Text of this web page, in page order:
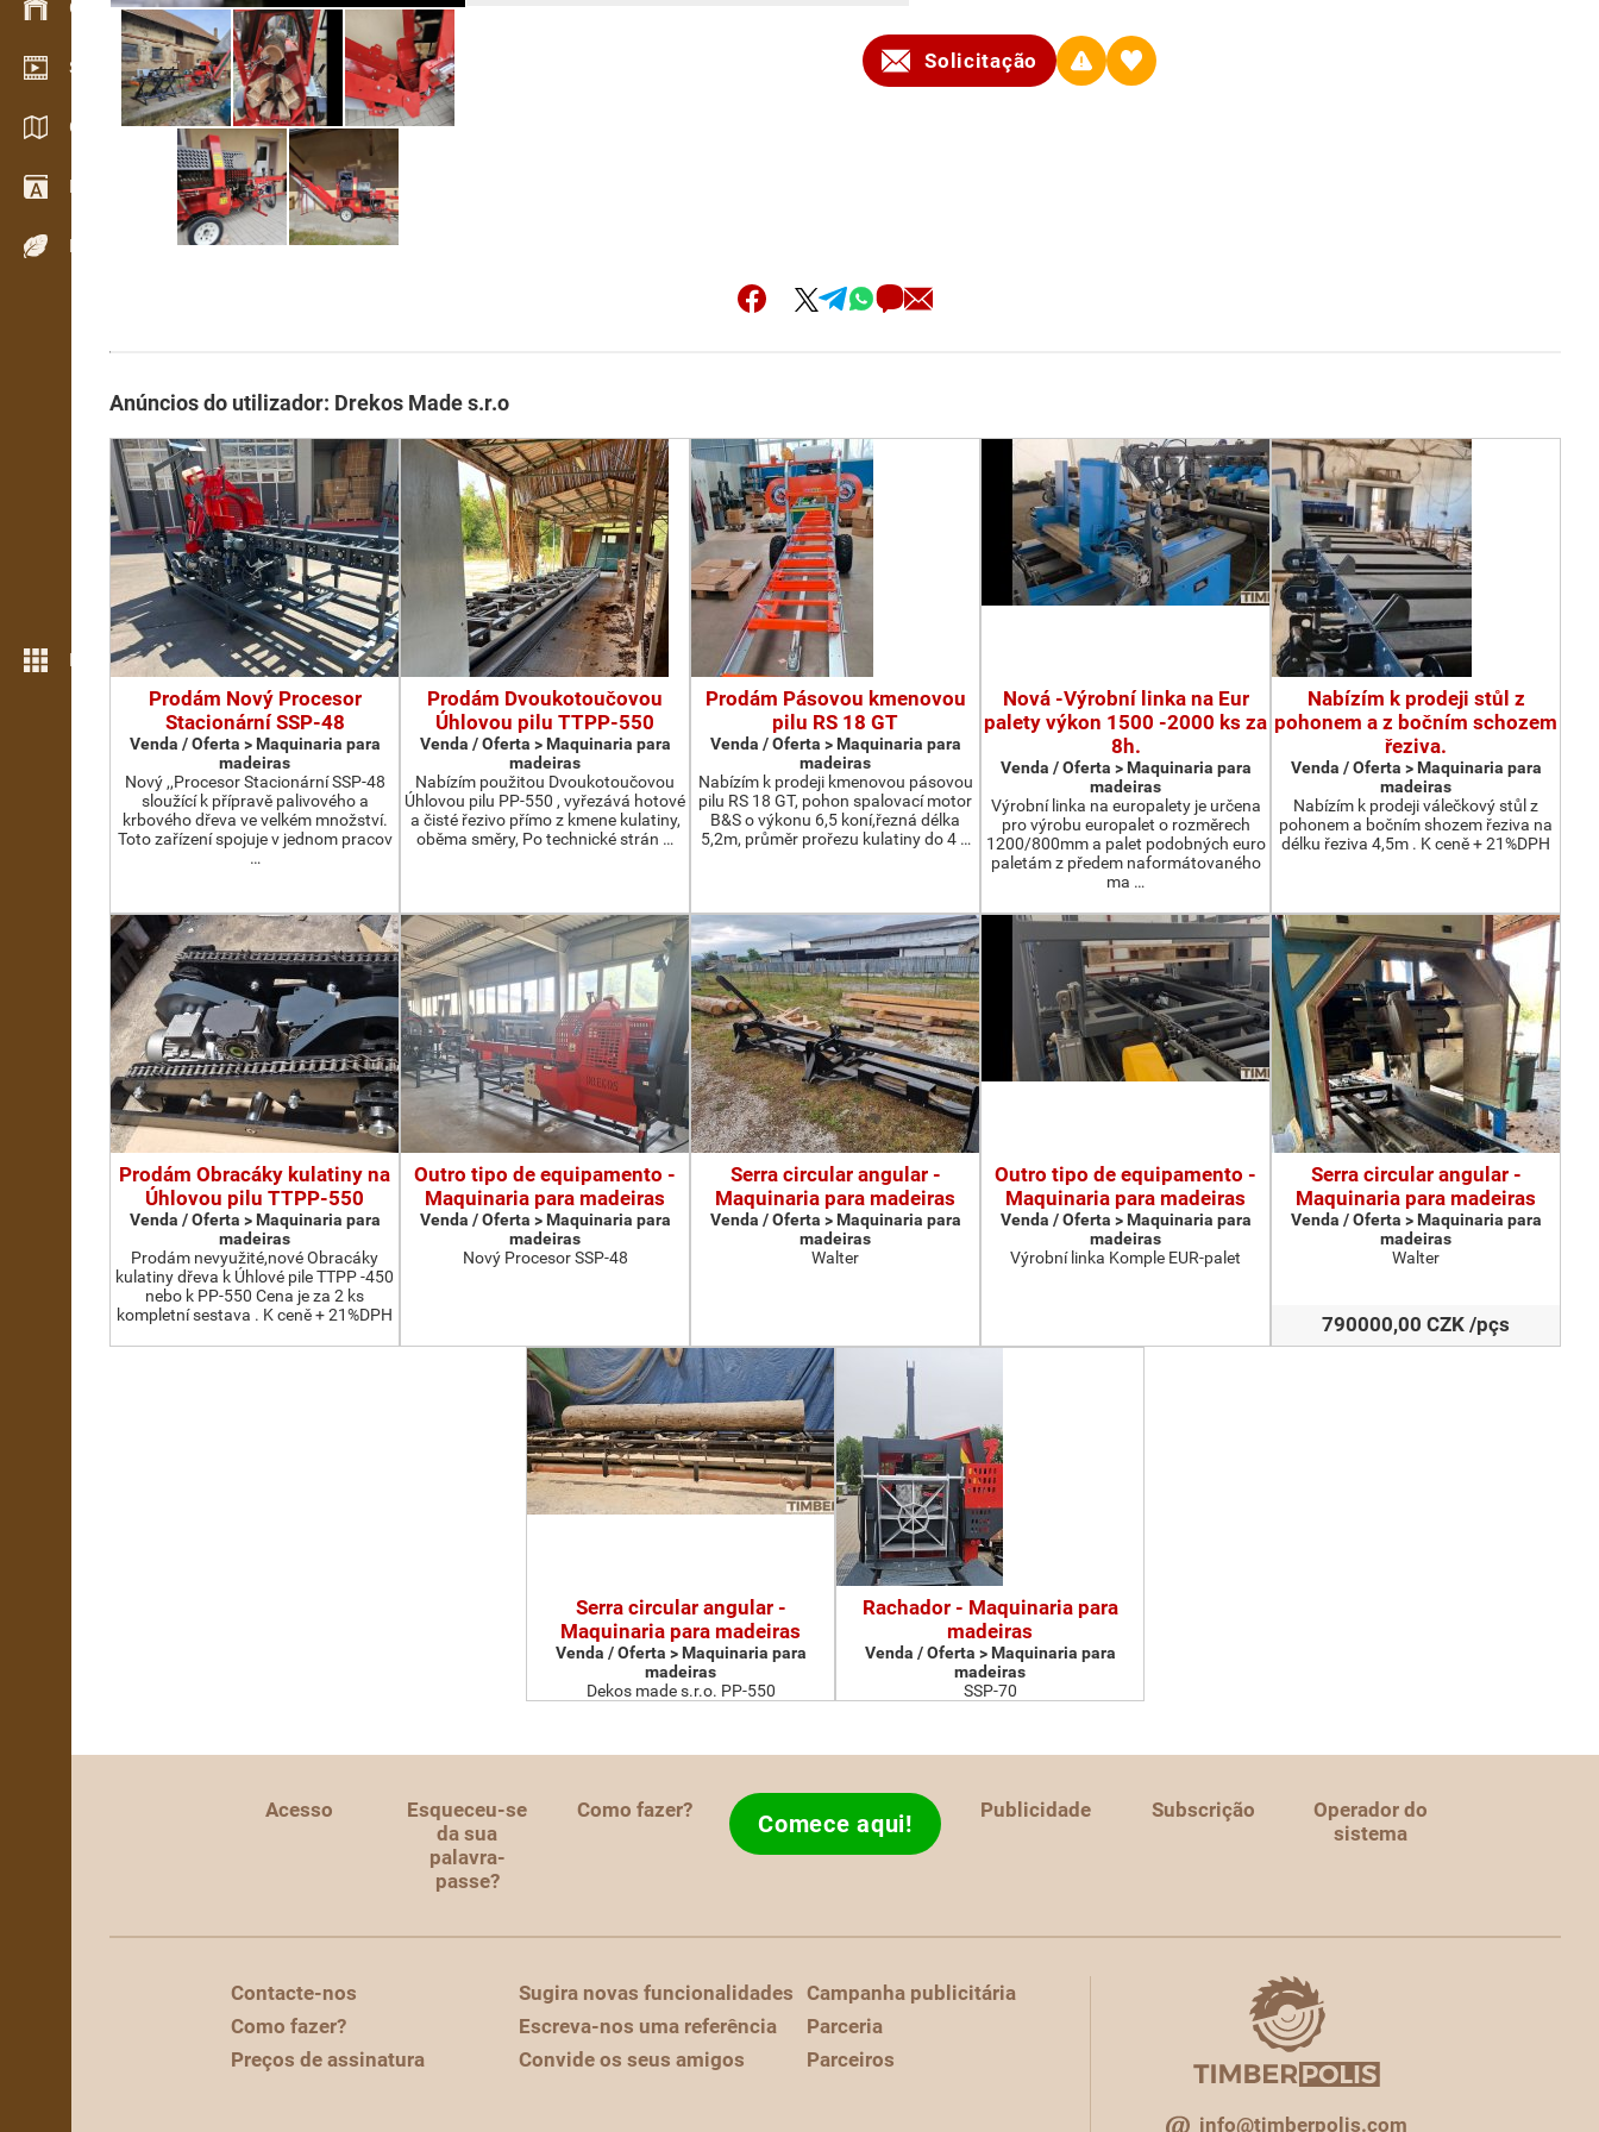
Gestão de stocks
Showroom de vídeo
Catálogos / Brochuras
Dicionário
Espécies de madeira
Mais funcionalidades
Solicitação
Anúncios do utilizador: Drekos Made s.r.o
Prodám Nový Procesor
Stacionární SSP-48
Venda / Oferta > Maquinaria para
madeiras
Nový ,,Procesor Stacionární SSP-48
sloužící k přípravě palivového a
krbového dřeva ve velkém množství.
Toto zařízení spojuje v jednom pracov
…
Prodám Dvoukotoučovou
Úhlovou pilu TTPP-550
Venda / Oferta > Maquinaria para
madeiras
Nabízím použitou Dvoukotoučovou
Úhlovou pilu PP-550 , vyřezává hotové
a čisté řezivo přímo z kmene kulatiny,
oběma směry, Po technické strán …
Prodám Pásovou kmenovou
pilu RS 18 GT
Venda / Oferta > Maquinaria para
madeiras
Nabízím k prodeji kmenovou pásovou
pilu RS 18 GT, pohon spalovací motor
B&S o výkonu 6,5 koní,řezná délka
5,2m, průměr prořezu kulatiny do 4 …
Nová -Výrobní linka na Eur
palety výkon 1500 -2000 ks za
8h.
Venda / Oferta > Maquinaria para
madeiras
Výrobní linka na europalety je určena
pro výrobu europalet o rozměrech
1200/800mm a palet podobných euro
paletám z předem naformátovaného
ma …
Nabízím k prodeji stůl z
pohonem a z bočním schozem
řeziva.
Venda / Oferta > Maquinaria para
madeiras
Nabízím k prodeji válečkový stůl z
pohonem a bočním shozem řeziva na
délku řeziva 4,5m . K ceně + 21%DPH
Prodám Obracáky kulatiny na
Úhlovou pilu TTPP-550
Venda / Oferta > Maquinaria para
madeiras
Prodám nevyužité,nové Obracáky
kulatiny dřeva k Úhlové pile TTPP -450
nebo k PP-550 Cena je za 2 ks
kompletní sestava . K ceně + 21%DPH
Outro tipo de equipamento -
Maquinaria para madeiras
Venda / Oferta > Maquinaria para
madeiras
Nový Procesor SSP-48
Serra circular angular -
Maquinaria para madeiras
Venda / Oferta > Maquinaria para
madeiras
Walter
Outro tipo de equipamento -
Maquinaria para madeiras
Venda / Oferta > Maquinaria para
madeiras
Výrobní linka Komple EUR-palet
Serra circular angular -
Maquinaria para madeiras
Venda / Oferta > Maquinaria para
madeiras
Walter
790000,00 CZK /pçs
Serra circular angular -
Maquinaria para madeiras
Venda / Oferta > Maquinaria para
madeiras
Dekos made s.r.o. PP-550
Rachador - Maquinaria para
madeiras
Venda / Oferta > Maquinaria para
madeiras
SSP-70
Acesso
Esqueceu-se
da sua
palavra-
passe?
Como fazer? Comece aqui! Publicidade Subscrição
Operador do
sistema
Contacte-nos
Como fazer?
Preços de assinatura
Sugira novas funcionalidades
Escreva-nos uma referência
Convide os seus amigos
Campanha publicitária
Parceria
Parceiros
info@timberpolis.com